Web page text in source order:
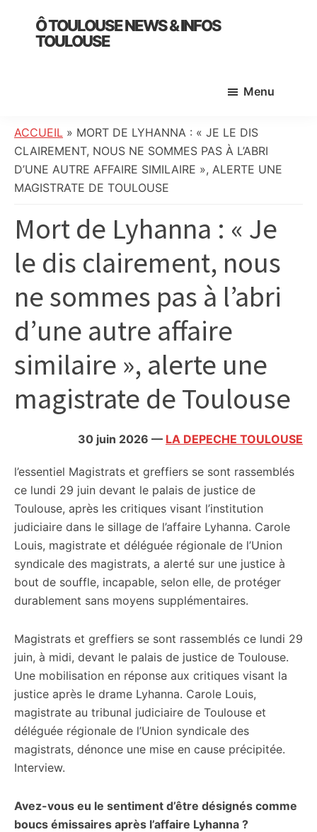
primary
Ô TOULOUSE NEWS & INFOS
TOULOUSE
:
info
locale,
société,
politique,
météo,
faits
et
citoyennes
Menu
ACCUEIL » MORT DE LYHANNA : « JE LE DIS
CLAIREMENT, NOUS NE SOMMES PAS À L’ABRI
D’UNE AUTRE AFFAIRE SIMILAIRE », ALERTE UNE
MAGISTRATE DE TOULOUSE
Mort de Lyhanna : « Je
le dis clairement, nous
ne sommes pas à l’abri
d’une autre affaire
similaire », alerte une
magistrate de Toulouse
30 juin 2026 — LA DEPECHE TOULOUSE
l’essentiel Magistrats et greffiers se sont rassemblés
ce lundi 29 juin devant le palais de justice de
Toulouse, après les critiques visant l’institution
judiciaire dans le sillage de l’affaire Lyhanna. Carole
Louis, magistrate et déléguée régionale de l’Union
syndicale des magistrats, a alerté sur une justice à
bout de souffle, incapable, selon elle, de protéger
durablement sans moyens supplémentaires.
Magistrats et greffiers se sont rassemblés ce lundi 29
juin, à midi, devant le palais de justice de Toulouse.
Une mobilisation en réponse aux critiques visant la
justice après le drame Lyhanna. Carole Louis,
magistrate au tribunal judiciaire de Toulouse et
déléguée régionale de l’Union syndicale des
magistrats, dénonce une mise en cause précipitée.
Interview.
Avez-vous eu le sentiment d’être désignés comme
boucs émissaires après l’affaire Lyhanna ?